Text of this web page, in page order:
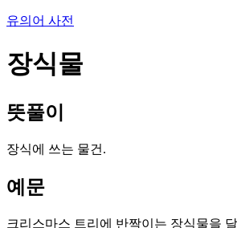
유의어 사전
장식물
뜻풀이
장식에 쓰는 물건.
예문
크리스마스 트리에 반짝이는 장식물을